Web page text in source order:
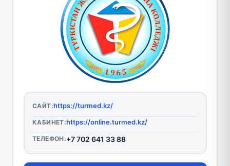
САЙТ:https://turmed.kz/
КАБИНЕТ:https://online.turmed.kz/
ТЕЛЕФОН:+7 702 641 33 88